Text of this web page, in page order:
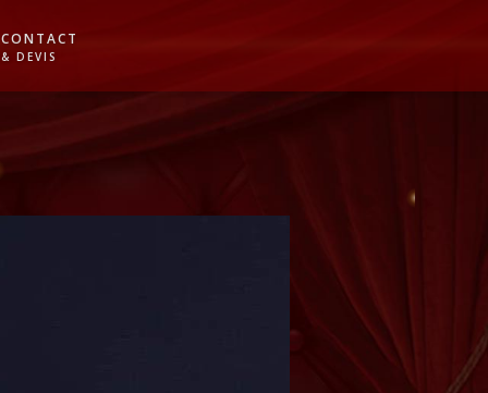
CONTACT
& DEVIS